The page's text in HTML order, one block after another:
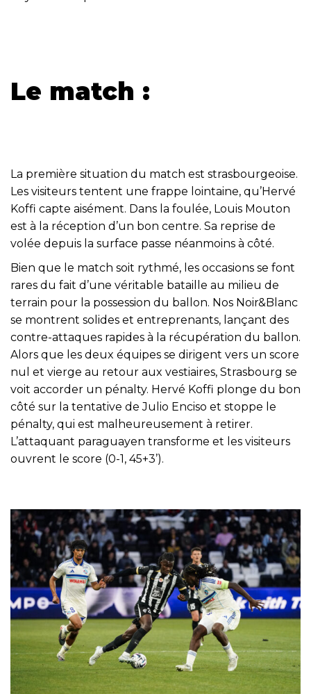
Le match :
La première situation du match est strasbourgeoise.
Les visiteurs tentent une frappe lointaine, qu’Hervé
Koffi capte aisément. Dans la foulée, Louis Mouton
est à la réception d’un bon centre. Sa reprise de
volée depuis la surface passe néanmoins à côté.
Bien que le match soit rythmé, les occasions se font
rares du fait d’une véritable bataille au milieu de
terrain pour la possession du ballon. Nos Noir&Blanc
se montrent solides et entreprenants, lançant des
contre-attaques rapides à la récupération du ballon.
Alors que les deux équipes se dirigent vers un score
nul et vierge au retour aux vestiaires, Strasbourg se
voit accorder un pénalty. Hervé Koffi plonge du bon
côté sur la tentative de Julio Enciso et stoppe le
pénalty, qui est malheureusement à retirer.
L’attaquant paraguayen transforme et les visiteurs
ouvrent le score (0-1, 45+3’).